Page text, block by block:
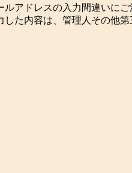
アドレスの入力間違いにご
た内容は、管理人その他